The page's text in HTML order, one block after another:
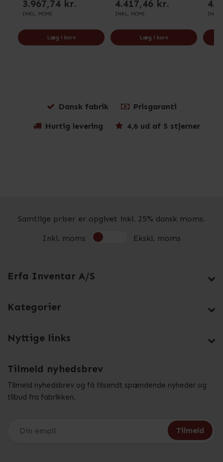
3.967,74 kr.
INKL. MOMS
Læg i kurv
4.417,46 kr.
INKL. MOMS
Læg i kurv
INKL.
Dansk fabrik Prisgaranti
Hurtig levering 4,6 ud af 5 stjerner
Samtlige priser er opgivet inkl. 25% dansk moms.
Inkl. moms Ekskl. moms
Erfa Inventar A/S
Kategorier
Nyttige links
Tilmeld nyhedsbrev
Tilmeld nyhedsbrev og få tilsendt spændende nyheder og
tilbud fra fabrikken.